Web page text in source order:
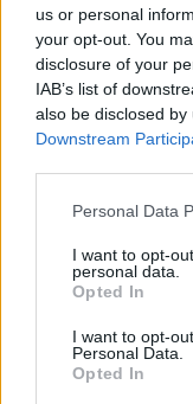
us or personal
your opt-out. You
disclosure of your
IAB’s list of
also be disclosed
Downstream
Please note that
not limited to your
grant or deny
use your data for
consent section.
Personal Data
I want to opt-
personal data.
Opted In
I want to opt-
Personal Data.
Opted In